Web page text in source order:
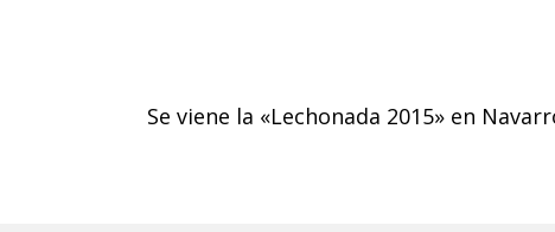
Se viene la «Lechonada 2015» en